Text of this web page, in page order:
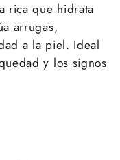
rica que hidrata
arrugas,
a la piel. Ideal
y los signos